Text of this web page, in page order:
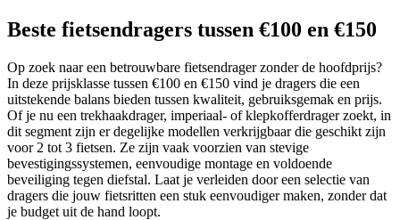
Beste fietsendragers tussen €100 en €150
Op zoek naar een betrouwbare fietsendrager zonder de hoofdprijs?
In deze prijsklasse tussen €100 en €150 vind je dragers die een
uitstekende balans bieden tussen kwaliteit, gebruiksgemak en prijs.
Of je nu een trekhaakdrager, imperiaal- of klepkofferdrager zoekt, in
dit segment zijn er degelijke modellen verkrijgbaar die geschikt zijn
voor 2 tot 3 fietsen. Ze zijn vaak voorzien van stevige
bevestigingssystemen, eenvoudige montage en voldoende
beveiliging tegen diefstal. Laat je verleiden door een selectie van
dragers die jouw fietsritten een stuk eenvoudiger maken, zonder dat
je budget uit de hand loopt.